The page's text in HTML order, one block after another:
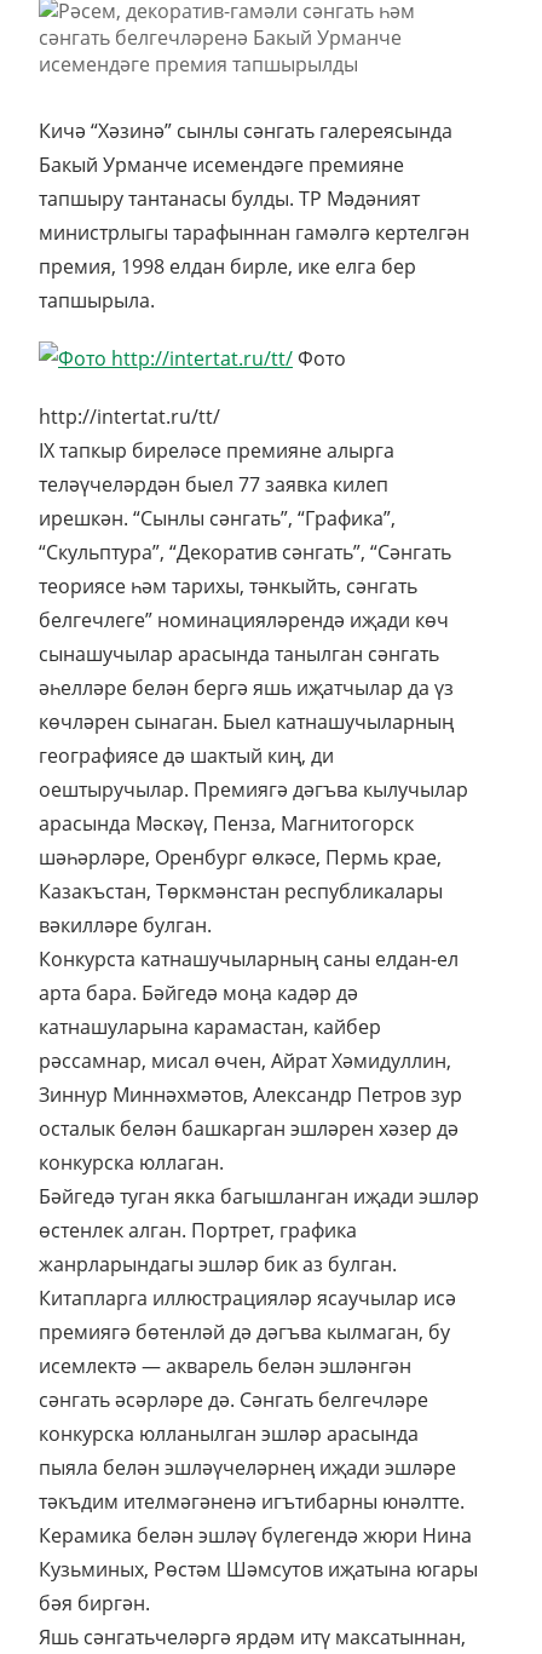
Кичә “Хәзинә” сынлы сәнгать галереясында
Бакый Урманче исемендәге премияне
тапшыру тантанасы булды. ТР Мәдәният
министрлыгы тарафыннан гамәлгә кертелгән
премия, 1998 елдан бирле, ике елга бер
тапшырыла.
Фото
http://intertat.ru/tt/
IX тапкыр биреләсе премияне алырга
теләүчеләрдән быел 77 заявка килеп
ирешкән. “Сынлы сәнгать”, “Графика”,
“Скульптура”, “Декоратив сәнгать”, “Сәнгать
теориясе һәм тарихы, тәнкыйть, сәнгать
белгечлеге” номинацияләрендә иҗади көч
сынашучылар арасында танылган сәнгать
әһелләре белән бергә яшь иҗатчылар да үз
көчләрен сынаган. Быел катнашучыларның
географиясе дә шактый киң, ди
оештыручылар. Премиягә дәгъва кылучылар
арасында Мәскәү, Пенза, Магнитогорск
шәһәрләре, Оренбург өлкәсе, Пермь крае,
Казакъстан, Төркмәнстан республикалары
вәкилләре булган.
Конкурста катнашучыларның саны елдан-ел
арта бара. Бәйгедә моңа кадәр дә
катнашуларына карамастан, кайбер
рәссамнар, мисал өчен, Айрат Хәмидуллин,
Зиннур Миннәхмәтов, Александр Петров зур
осталык белән башкарган эшләрен хәзер дә
конкурска юллаган.
Бәйгедә туган якка багышланган иҗади эшләр
өстенлек алган. Портрет, графика
жанрларындагы эшләр бик аз булган.
Китапларга иллюстрацияләр ясаучылар исә
премиягә бөтенләй дә дәгъва кылмаган, бу
исемлектә — акварель белән эшләнгән
сәнгать әсәрләре дә. Сәнгать белгечләре
конкурска юлланылган эшләр арасында
пыяла белән эшләүчеләрнең иҗади эшләре
тәкъдим ителмәгәненә игътибарны юнәлтте.
Керамика белән эшләү бүлегендә жюри Нина
Кузьминых, Рөстәм Шәмсутов иҗатына югары
бәя биргән.
Яшь сәнгатьчеләргә ярдәм итү максатыннан,